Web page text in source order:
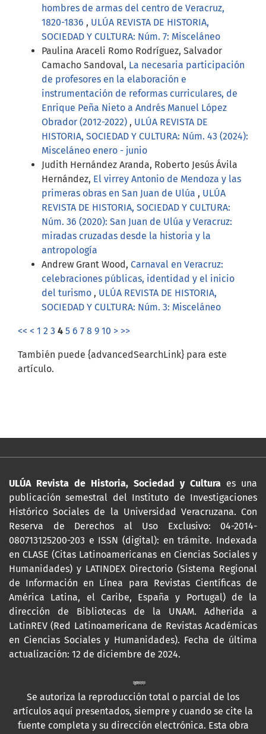
hombres de armas del centro de Veracruz,
1820-1836 , ULÚA REVISTA DE HISTORIA,
SOCIEDAD Y CULTURA: Núm. 7: Misceláneo
Paulina Araceli Romo Rodríguez, Salvador
Camacho Sandoval, La necesaria participación
de profesores en la elaboración e
instrumentación de reformas curriculares, de
Enrique Peña Nieto a Andrés Manuel López
Obrador (2012-2022) , ULÚA REVISTA DE
HISTORIA, SOCIEDAD Y CULTURA: Núm. 43 (2024):
Misceláneo enero - junio
Judith Hernández Aranda, Roberto Jesús Ávila
Hernández, El virrey Antonio de Mendoza y las
primeras obras en San Juan de Ulúa , ULÚA
REVISTA DE HISTORIA, SOCIEDAD Y CULTURA:
Núm. 36 (2020): San Juan de Ulúa y Veracruz:
miradas cruzadas desde la historia y la
antropología
Andrew Grant Wood, Carnaval en Veracruz:
celebraciones públicas, identidad y el inicio
del turismo , ULÚA REVISTA DE HISTORIA,
SOCIEDAD Y CULTURA: Núm. 3: Misceláneo
<< < 1 2 3 4 5 6 7 8 9 10 > >>
También puede {advancedSearchLink} para este
artículo.
ULÚA Revista de Historia, Sociedad y Cultura es una
publicación semestral del Instituto de Investigaciones
Histórico Sociales de la Universidad Veracruzana. Con
Reserva de Derechos al Uso Exclusivo: 04-2014-
080713125200-203 e ISSN (digital): en trámite. Indexada
en CLASE (Citas Latinoamericanas en Ciencias Sociales y
Humanidades) y LATINDEX Directorio (Sistema Regional
de Información en Línea para Revistas Científicas de
América Latina, el Caribe, España y Portugal) de la
dirección de Bibliotecas de la UNAM. Adherida a
LatinREV (Red Latinoamericana de Revistas Académicas
en Ciencias Sociales y Humanidades). Fecha de última
actualización: 12 de diciembre de 2024.
Se autoriza la reproducción total o parcial de los
artículos aquí presentados, siempre y cuando se cite la
fuente completa y su dirección electrónica. Esta obra